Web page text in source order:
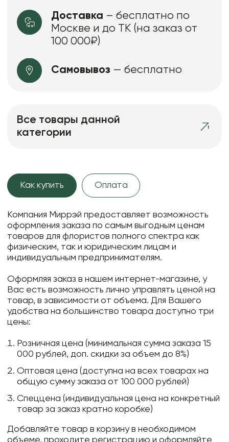
Доставка – бесплатно по
Москве и до ТК (на заказ от
100 000₽)
Самовывоз — бесплатно
Все товары данной
категории
Как купить Оплата
Компания Миррэй предоставляет возможность
оформления заказа по самым выгодным ценам
товаров для флористов полного спектра как
физическим, так и юридическим лицам и
индивидуальным предпринимателям.
Оформляя заказ в нашем интернет-магазине, у
Вас есть возможность лично управлять ценой на
товар, в зависимости от объема. Для Вашего
удобства на большинство товара доступно три
цены:
Розничная цена (минимальная сумма заказа 15
000 рублей, доп. скидки за объем до 8%)
Оптовая цена (доступна на всех товарах на
общую сумму заказа от 100 000 рублей)
Спеццена (индивидуальная цена на конкретный
товар за заказ кратно коробке)
Добавляйте товар в корзину в необходимом
объеме, проходите регистрацию и оформляйте